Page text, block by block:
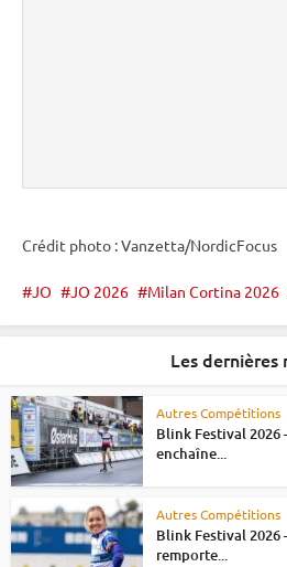
Crédit photo : Vanzetta/NordicFocus
JO JO 2026 Milan Cortina 2026
Les dernières
Autres Compétitions
Blink Festival 2026
enchaîne...
Autres Compétitions
Blink Festival 2026
remporte...